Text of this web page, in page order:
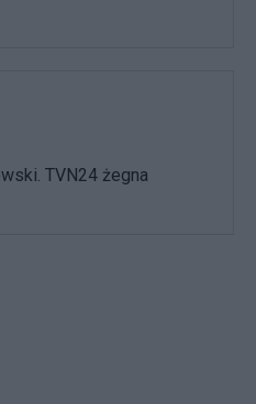
TVN24 żegna